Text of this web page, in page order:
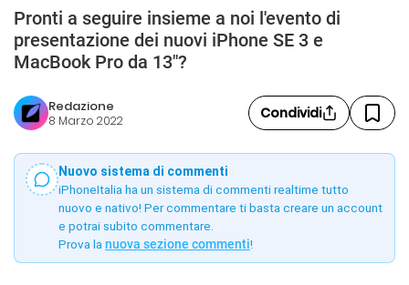
Pronti a seguire insieme a noi l'evento di
presentazione dei nuovi iPhone SE 3 e
MacBook Pro da 13"?
Redazione
8 Marzo 2022 Condividi
Nuovo sistema di commenti
iPhoneItalia ha un sistema di commenti realtime tutto
nuovo e nativo! Per commentare ti basta creare un account
e potrai subito commentare.
Prova la nuova sezione commenti!